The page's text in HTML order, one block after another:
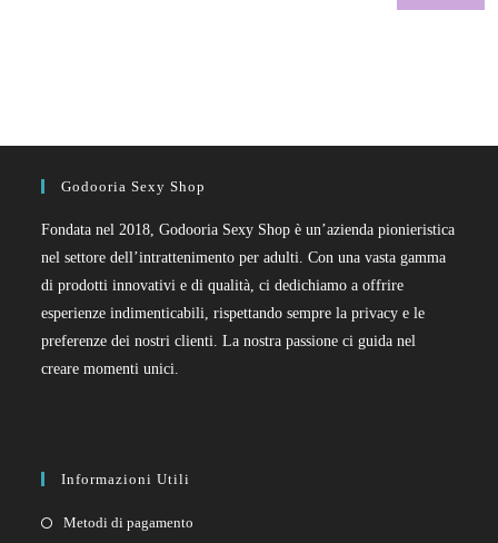
Godooria Sexy Shop
Fondata nel 2018, Godooria Sexy Shop è un’azienda pionieristica
nel settore dell’intrattenimento per adulti. Con una vasta gamma
di prodotti innovativi e di qualità, ci dedichiamo a offrire
esperienze indimenticabili, rispettando sempre la privacy e le
preferenze dei nostri clienti. La nostra passione ci guida nel
creare momenti unici.
Informazioni Utili
Metodi di pagamento